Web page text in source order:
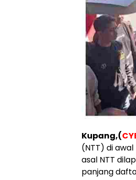
Kupang,(
(NTT) di
asal NTT
panjang